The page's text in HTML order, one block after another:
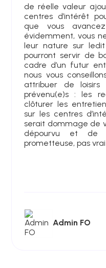
de réelle valeur
centres d’intérêt
que vous
évidemment, vous
leur nature sur
pourront servir de
cadre d’un futur
nous vous
attribuer de loisirs
prévenu(e)s : les
clôturer les
sur les centres
serait dommage de
dépourvu et de
prometteuse, pas vrai
Admin FO